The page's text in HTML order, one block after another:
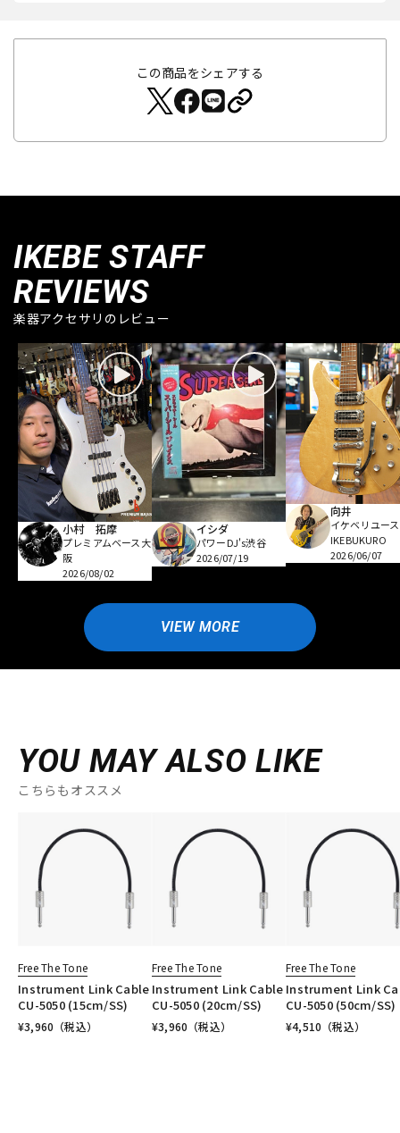
この商品をシェアする
IKEBE STAFF
REVIEWS
楽器アクセサリのレビュー
小村 拓摩
プレミアムベース大
阪
2026/08/02
イシダ
パワーDJ's渋谷
2026/07/19
向井
イケベリユース
IKEBUKURO
2026/06/07
VIEW MORE
YOU MAY ALSO LIKE
こちらもオススメ
Free The Tone
Instrument Link Cable
CU-5050 (15cm/SS)
¥3,960 （税込）
Free The Tone
Instrument Link Cable
CU-5050 (20cm/SS)
¥3,960 （税込）
Free The Tone
Instrument Link
CU-5050 (50cm/SS)
¥4,510 （税込）